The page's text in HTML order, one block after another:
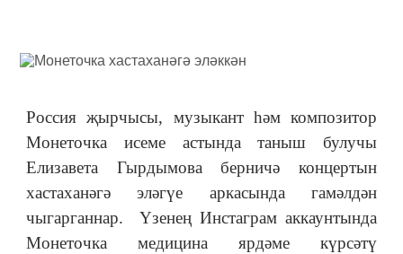
Россия җырчысы, музыкант һәм композитор
Монеточка исеме астында таныш булучы
Елизавета Гырдымова берничә концертын
хастаханәгә эләгүе аркасында гамәлдән
чыгарганнар. Үзенең Инстаграм аккаунтында
Монеточка медицина ярдәме күрсәтү